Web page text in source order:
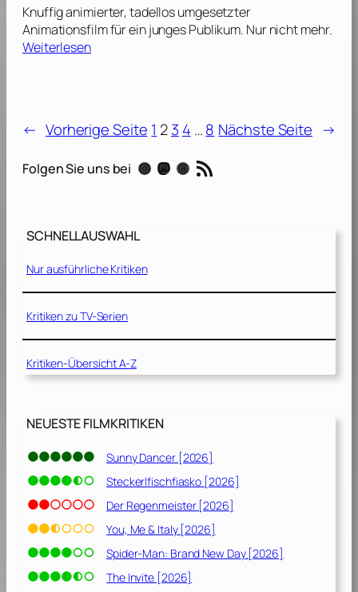
m
d
e
[
6
s
i
n
r
e
d
0
6
Knuffig animierter, tadellos umgesetzter
Animationsfilm für ein junges Publikum. Nur nicht mehr.
Weiterlesen:
[
0
← Vorherige Seite 1 23 4 …8 Nächste Seite →
Folgen Sie uns bei Instagram Mastodon Threads RSS-Feed
SCHNELLAUSWAHL
Nur ausführliche Kritiken
Kritiken zu TV-Serien
Kritiken-Übersicht A-Z
NEUESTE FILMKRITIKEN
Sunny Dancer [2026]
Steckerlfischfiasko [2026]
Der Regenmeister [2026]
You, Me & Italy [2026]
Spider-Man: Brand New Day [2026]
The Invite [2026]